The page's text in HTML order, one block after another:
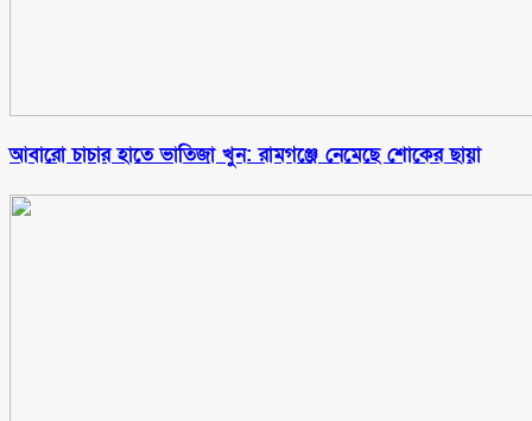
আবারো চাচার হাতে ভাতিজা খুন: রামগঞ্জে নেমেছে শোকের ছায়া